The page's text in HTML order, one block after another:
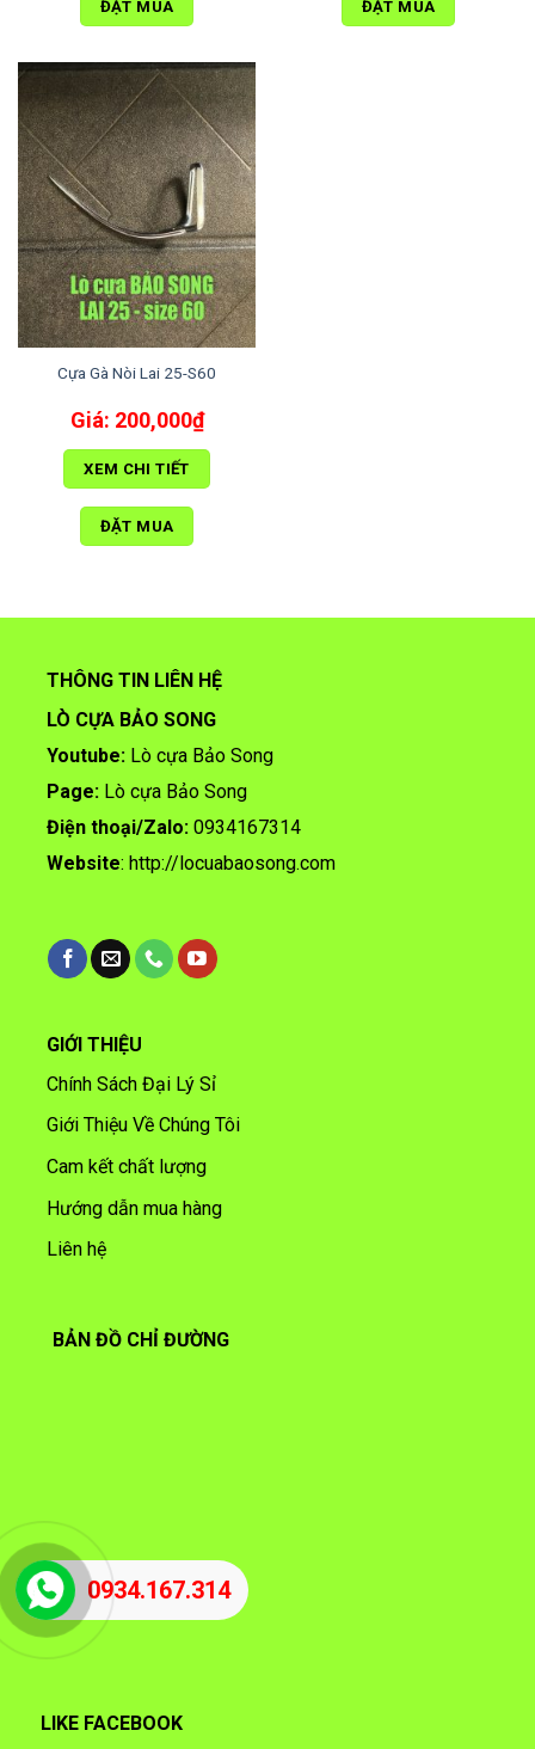
ĐẶT MUA ĐẶT MUA
Cựa Gà Nòi Lai 25-S60
200,000₫
XEM CHI TIẾT
ĐẶT MUA
THÔNG TIN LIÊN HỆ
LÒ CỰA BẢO SONG
Youtube: Lò cựa Bảo Song
Page: Lò cựa Bảo Song
Điện thoại/Zalo: 0934167314
Website: http://locuabaosong.com
GIỚI THIỆU
Chính Sách Đại Lý Sỉ
Giới Thiệu Về Chúng Tôi
Cam kết chất lượng
Hướng dẫn mua hàng
Liên hệ
BẢN ĐỒ CHỈ ĐƯỜNG
LIKE FACEBOOK
0934.167.314